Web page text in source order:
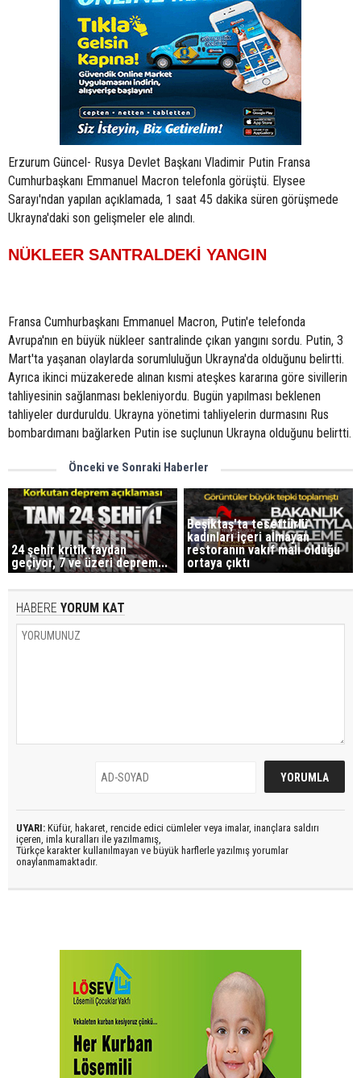
Erzurum Güncel- Rusya Devlet Başkanı Vladimir Putin Fransa
Cumhurbaşkanı Emmanuel Macron telefonla görüştü. Elysee
Sarayı'ndan yapılan açıklamada, 1 saat 45 dakika süren görüşmede
Ukrayna'daki son gelişmeler ele alındı.
NÜKLEER SANTRALDEKİ YANGIN
Fransa Cumhurbaşkanı Emmanuel Macron, Putin'e telefonda
Avrupa'nın en büyük nükleer santralinde çıkan yangını sordu. Putin, 3
Mart'ta yaşanan olaylarda sorumluluğun Ukrayna'da olduğunu belirtti.
Ayrıca ikinci müzakerede alınan kısmi ateşkes kararına göre sivillerin
tahliyesinin sağlanması bekleniyordu. Bugün yapılması beklenen
tahliyeler durduruldu. Ukrayna yönetimi tahliyelerin durmasını Rus
bombardımanı bağlarken Putin ise suçlunun Ukrayna olduğunu belirtti.
Önceki ve Sonraki Haberler
24 şehir kritik faydan
geçiyor, 7 ve üzeri deprem...
Beşiktaş'ta tesettürlü
kadınları içeri almayan
restoranın vakıf malı olduğu
ortaya çıktı
HABERE YORUM KAT
UYARI: Küfür, hakaret, rencide edici cümleler veya imalar, inançlara saldırı
içeren, imla kuralları ile yazılmamış,
Türkçe karakter kullanılmayan ve büyük harflerle yazılmış yorumlar
onaylanmamaktadır.